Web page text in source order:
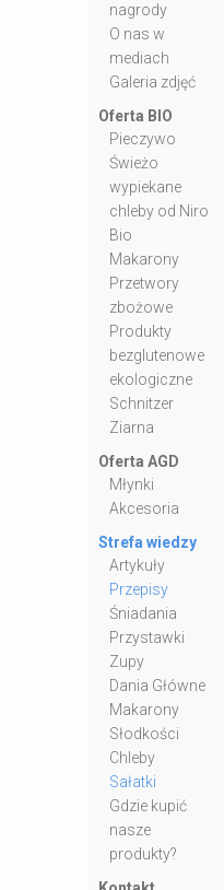
nagrody
O nas w
mediach
Galeria zdjęć
Oferta BIO
Pieczywo
Świeżo
wypiekane
chleby od Niro
Bio
Makarony
Przetwory
zbożowe
Produkty
bezglutenowe
ekologiczne
Schnitzer
Ziarna
Oferta AGD
Młynki
Akcesoria
Strefa wiedzy
Artykuły
Przepisy
Śniadania
Przystawki
Zupy
Dania Główne
Makarony
Słodkości
Chleby
Sałatki
Gdzie kupić
nasze
produkty?